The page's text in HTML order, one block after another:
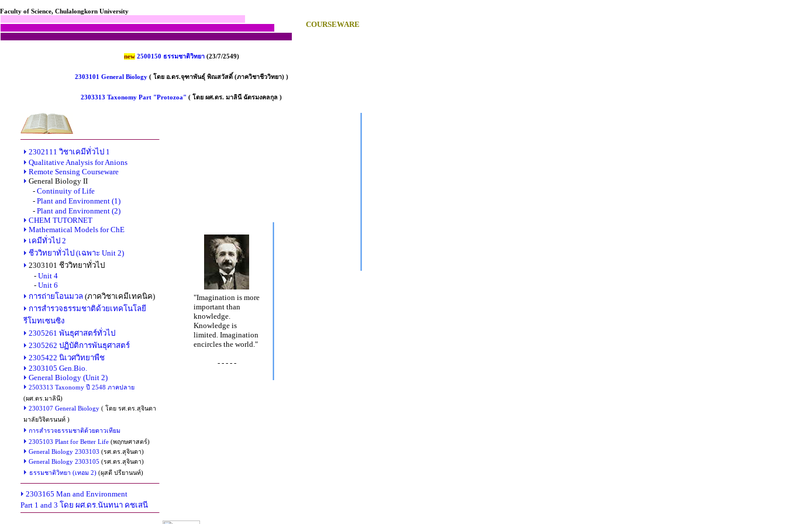
Faculty of Science, Chulalongkorn University
COURSEWARE
new 2500150 ธรรมชาติวิทยา(23/7/2549)
2303101 General Biology( โดย อ.ดร.จุฑาพันธุ์ พิณสวัสดิ์ (ภาควิชาชีววิทยา) )
2303313 Taxonomy Part "Protozoa" ( โดย ผศ.ดร. มาลินี ฉัตรมงคลกุล )
2302111 วิชาเคมีทั่วไป 1
Qualitative Analysis for Anions
Remote Sensing Courseware
General Biology II
- Continuity of Life
- Plant and Environment (1)
- Plant and Environment (2)
CHEM TUTORNET
Mathematical Models for ChE
เคมีทั่วไป 2
ชีววิทยาทั่วไป (เฉพาะ Unit 2)
2303101 ชีววิทยาทั่วไป
- Unit 4
- Unit 6
การถ่ายโอนมวล (ภาควิชาเคมีเทคนิค)
การสำรวจธรรมชาติด้วยเทคโนโลยี
รีโมทเซนซิง
2305261 พันธุศาสตร์ทั่วไป
2305262 ปฏิบัติการพันธุศาสตร์
2305422 นิเวศวิทยาพืช
2303105 Gen.Bio.
General Biology (Unit 2)
2503313 Taxonomy ปี 2548 ภาคปลาย
(ผศ.ดร.มาลินี)
2303107 General Biology ( โดย รศ.ดร.สุจินดา
มาลัยวิจิตรนนท์ )
การสำรวจธรรมชาติด้วยดาวเทียม
2305103 Plant for Better Life (พฤกษศาสตร์)
General Biology 2303103 (รศ.ดร.สุจินดา)
General Biology 2303105 (รศ.ดร.สุจินดา)
ธรรมชาติวิทยา (เทอม 2) (ผุสตี ปรียานนท์)
"Imagination is more
important than
knowledge.
Knowledge is
limited. Imagination
encircles the world."
- - - - -
2303165 Man and Environment
Part 1 and 3 โดย ผศ.ดร.นันทนา คชเสนี